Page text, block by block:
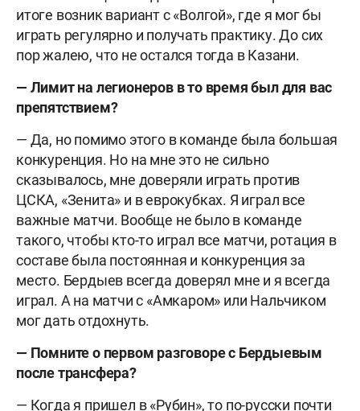
итоге возник вариант с «Волгой», где я мог бы
играть регулярно и получать практику. До сих
пор жалею, что не остался тогда в Казани.
— Лимит на легионеров в то время был для вас
препятствием?
— Да, но помимо этого в команде была большая
конкуренция. Но на мне это не сильно
сказывалось, мне доверяли играть против
ЦСКА, «Зенита» и в еврокубках. Я играл все
важные матчи. Вообще не было в команде
такого, чтобы кто-то играл все матчи, ротация в
составе была постоянная и конкуренция за
место. Бердыев всегда доверял мне и я всегда
играл. А на матчи с «Амкаром» или Нальчиком
мог дать отдохнуть.
— Помните о первом разговоре с Бердыевым
после трансфера?
— Когда я пришел в «Рубин», то по-русски почти